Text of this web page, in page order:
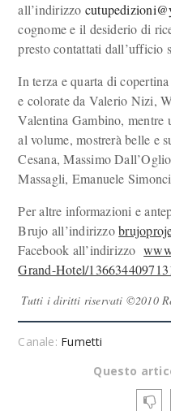
all’indirizzo
cognome e il desiderio di
presto contattati dall’ufficio
In terza e quarta di
e colorate da Valerio Nizi,
Valentina Gambino, mentre
al volume, mostrerà belle e
Cesana, Massimo
Massagli, Emanuele
Per altre informazioni e
Brujo all’indirizzo
Facebook all’indirizzo
Grand-Hotel/
Tutti i diritti riservati ©2010
Canale: Fumetti
Questo